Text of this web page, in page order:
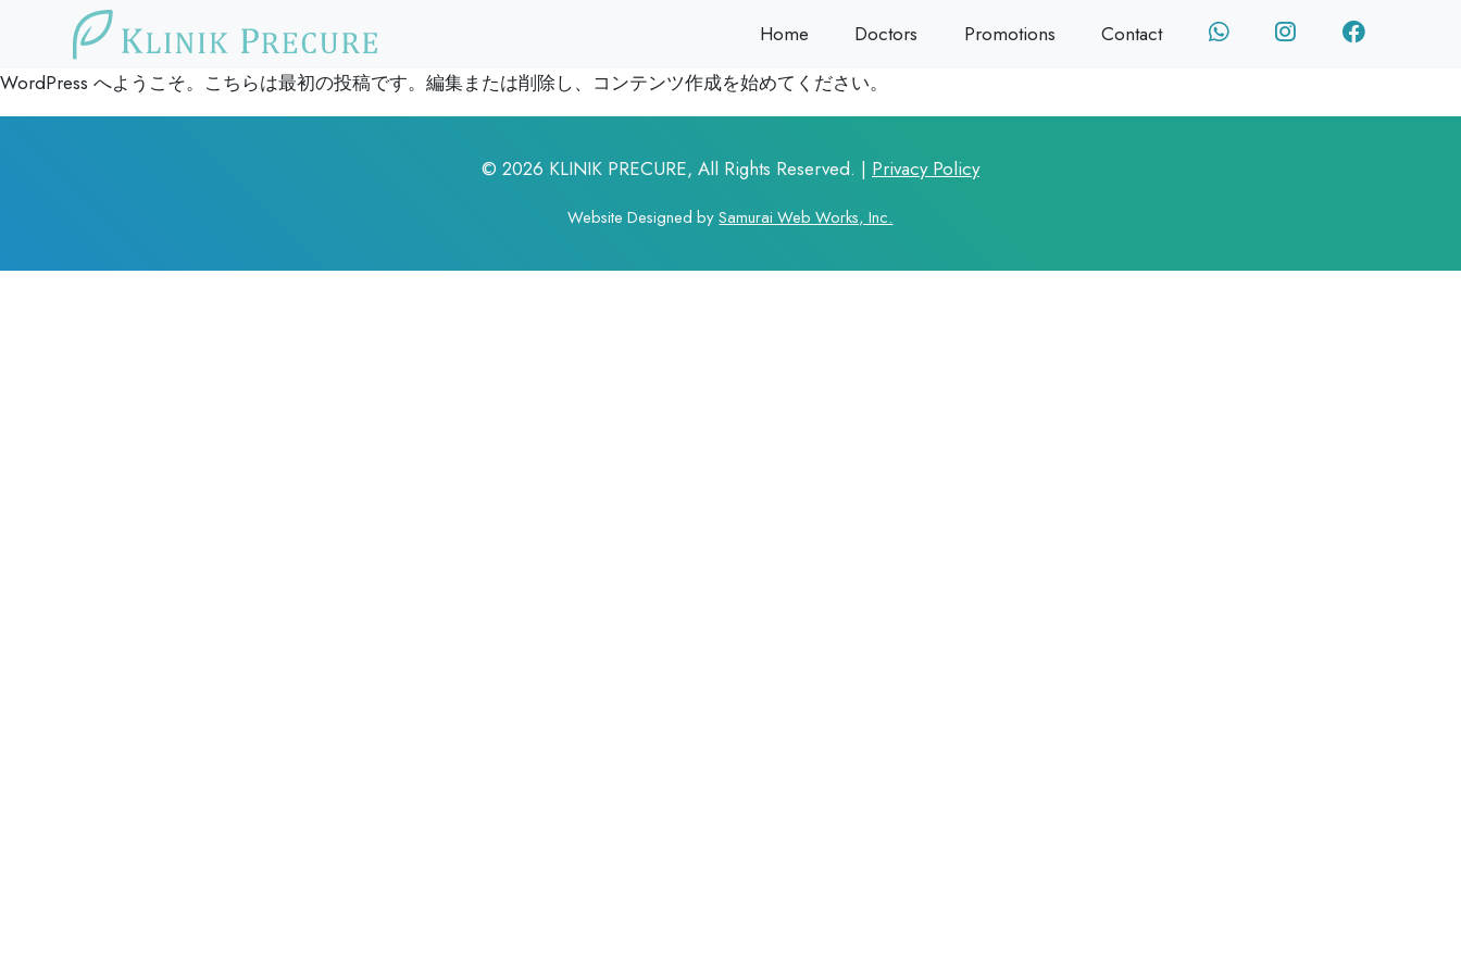
Home Doctors Promotions
Contact
WordPress へようこそ。こちらは最初の投稿です。編集または削除し、コンテンツ作成を始めてください。
© 2026 KLINIK PRECURE, All Rights Reserved. | Privacy Policy
Website Designed bySamurai Web Works, Inc.